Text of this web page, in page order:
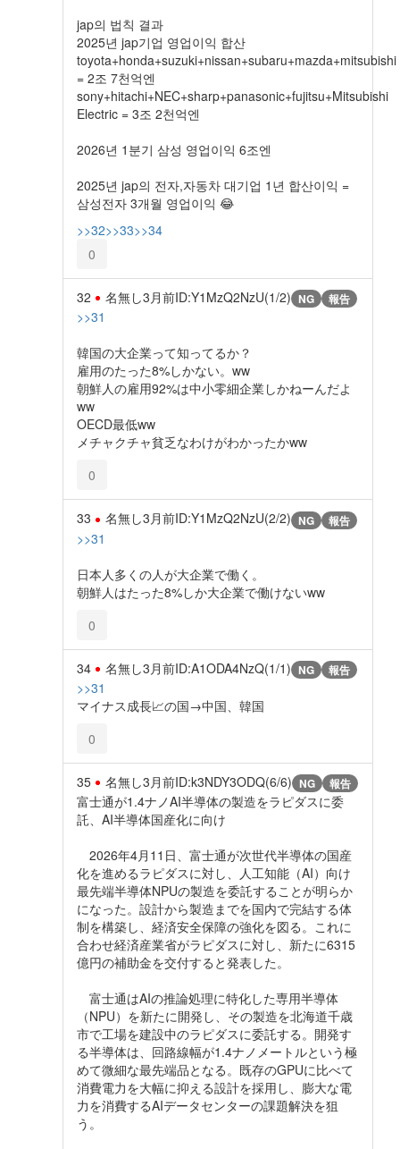
jap의 법칙 결과
2025년 jap기업 영업이익 합산
toyota+honda+suzuki+nissan+subaru+mazda+mitsubishi
= 2조 7천억엔
sony+hitachi+NEC+sharp+panasonic+fujitsu+Mitsubishi
Electric = 3조 2천억엔
2026년 1분기 삼성 영업이익 6조엔
2025년 jap의 전자,자동차 대기업 1년 합산이익 =
삼성전자 3개월 영업이익 😂
>>32>>33>>34
0
32 名無し3月前ID:Y1MzQ2NzU(1/2) NG 報告
>>31
韓国の大企業って知ってるか？
雇用のたった8%しかない。ww
朝鮮人の雇用92%は中小零細企業しかねーんだよ
ww
OECD最低ww
メチャクチャ貧乏なわけがわかったかww
0
33 名無し3月前ID:Y1MzQ2NzU(2/2) NG 報告
>>31
日本人多くの人が大企業で働く。
朝鮮人はたった8%しか大企業で働けないww
0
34 名無し3月前ID:A1ODA4NzQ(1/1) NG 報告
>>31
マイナス成長📈の国→中国、韓国
0
35 名無し3月前ID:k3NDY3ODQ(6/6) NG 報告
富士通が1.4ナノAI半導体の製造をラピダスに委
託、AI半導体国産化に向け
2026年4月11日、富士通が次世代半導体の国産
化を進めるラピダスに対し、人工知能（AI）向け
最先端半導体NPUの製造を委託することが明らか
になった。設計から製造までを国内で完結する体
制を構築し、経済安全保障の強化を図る。これに
合わせ経済産業省がラピダスに対し、新たに6315
億円の補助金を交付すると発表した。
富士通はAIの推論処理に特化した専用半導体
（NPU）を新たに開発し、その製造を北海道千歳
市で工場を建設中のラピダスに委託する。開発す
る半導体は、回路線幅が1.4ナノメートルという極
めて微細な最先端品となる。既存のGPUに比べて
消費電力を大幅に抑える設計を採用し、膨大な電
力を消費するAIデータセンターの課題解決を狙
う。